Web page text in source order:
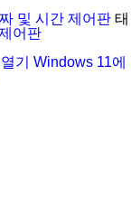
및 시간 제어판 태
어판
기
Windows 11에